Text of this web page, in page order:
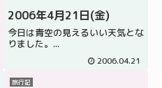
2006年4月21日(金)
今日は青空の見えるいい天気とな
りました。...
2006.04.21
旅行記